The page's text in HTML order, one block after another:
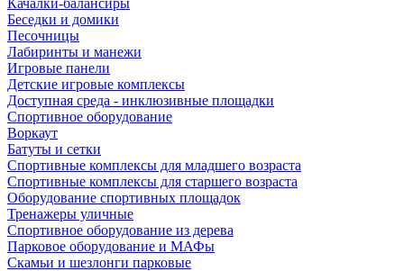
Качалки-балансиры
Беседки и домики
Песочницы
Лабиринты и манежи
Игровые панели
Детские игровые комплексы
Доступная среда - инклюзивные площадки
Спортивное оборудование
Воркаут
Батуты и сетки
Спортивные комплексы для младшего возраста
Спортивные комплексы для старшего возраста
Оборудование спортивных площадок
Тренажеры уличные
Спортивное оборудование из дерева
Парковое оборудование и МАФы
Скамьи и шезлонги парковые